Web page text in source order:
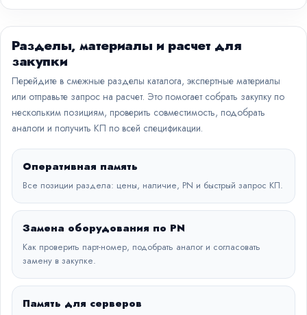
Разделы, материалы и расчет для
закупки
Перейдите в смежные разделы каталога, экспертные материалы
или отправьте запрос на расчет. Это помогает собрать закупку по
нескольким позициям, проверить совместимость, подобрать
аналоги и получить КП по всей спецификации.
Оперативная память
Все позиции раздела: цены, наличие, PN и быстрый запрос КП.
Замена оборудования по PN
Как проверить парт-номер, подобрать аналог и согласовать
замену в закупке.
Память для серверов